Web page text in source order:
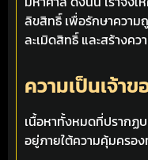
ลิขสิทธิ์ เพื่อรักษาควา
ละเมิดสิทธิ์ และสร้างค
ความเป็นเจ้าข
เนื้อหาทั้งหมดที่ปรากฏ
อยู่ภายใต้ความคุ้มครอ